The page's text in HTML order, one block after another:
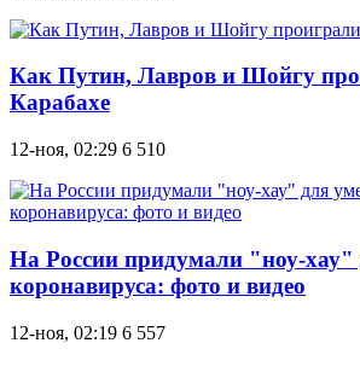
Как Путин, Лавров и Шойгу
Карабахе
12-ноя, 02:29 6 510
На России придумали "ноу-
коронавируса: фото и видео
12-ноя, 02:19 6 557